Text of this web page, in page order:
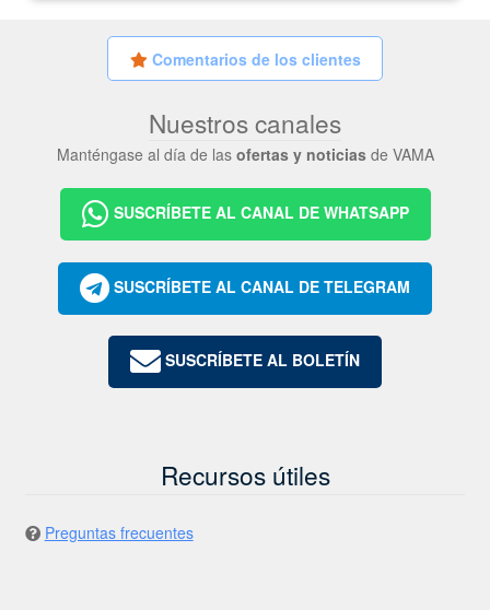
Comentarios de los clientes
Nuestros canales
Manténgase al día de las ofertas y noticiasde VAMA
SUSCRÍBETE AL CANAL DE WHATSAPP
SUSCRÍBETE AL CANAL DE TELEGRAM
SUSCRÍBETE AL BOLETÍN
Recursos útiles
Preguntas frecuentes